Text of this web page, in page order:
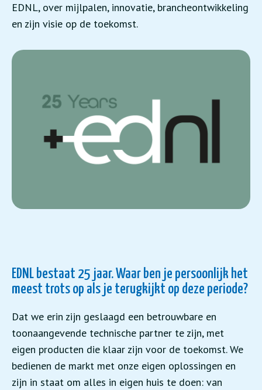
EDNL, over mijlpalen, innovatie, brancheontwikkeling
en zijn visie op de toekomst.
EDNL bestaat 25 jaar. Waar ben je persoonlijk het
meest trots op als je terugkijkt op deze periode?
Dat we erin zijn geslaagd een betrouwbare en
toonaangevende technische partner te zijn, met
eigen producten die klaar zijn voor de toekomst. We
bedienen de markt met onze eigen oplossingen en
zijn in staat om alles in eigen huis te doen: van